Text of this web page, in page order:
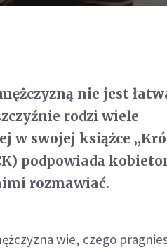
nie jest
rodzi wiele
w swojej książce
podpowiada
rozmawiać.
wie, czego